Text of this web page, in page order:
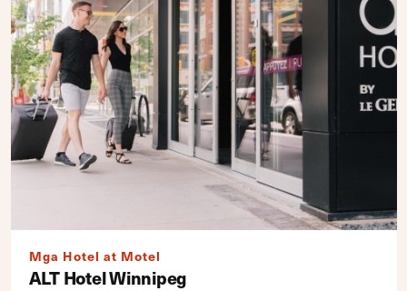
Mga Hotel at Motel
ALT Hotel Winnipeg